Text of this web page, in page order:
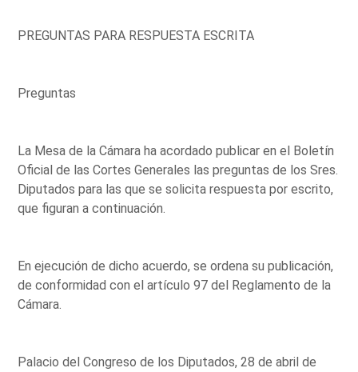
PREGUNTAS PARA RESPUESTA ESCRITA
Preguntas
La Mesa de la Cámara ha acordado publicar en el Boletín
Oficial de las Cortes Generales las preguntas de los Sres.
Diputados para las que se solicita respuesta por escrito,
que figuran a continuación.
En ejecución de dicho acuerdo, se ordena su publicación,
de conformidad con el artículo 97 del Reglamento de la
Cámara.
Palacio del Congreso de los Diputados, 28 de abril de